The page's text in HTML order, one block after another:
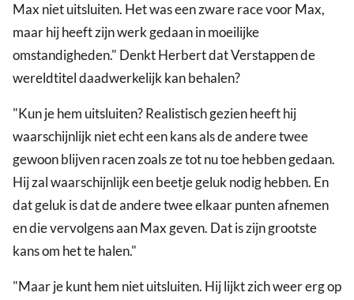
Max niet uitsluiten. Het was een zware race voor Max,
maar hij heeft zijn werk gedaan in moeilijke
omstandigheden." Denkt Herbert dat Verstappen de
wereldtitel daadwerkelijk kan behalen?
"Kun je hem uitsluiten? Realistisch gezien heeft hij
waarschijnlijk niet echt een kans als de andere twee
gewoon blijven racen zoals ze tot nu toe hebben gedaan.
Hij zal waarschijnlijk een beetje geluk nodig hebben. En
dat geluk is dat de andere twee elkaar punten afnemen
en die vervolgens aan Max geven. Dat is zijn grootste
kans om het te halen."
"Maar je kunt hem niet uitsluiten. Hij lijkt zich weer erg op